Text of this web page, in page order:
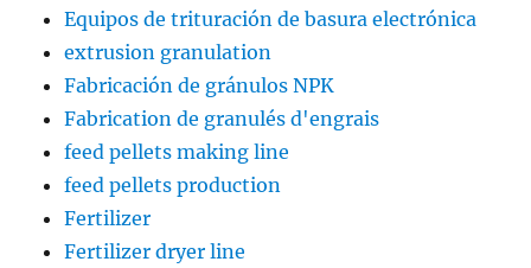
Equipos de trituración de basura electrónica
extrusion granulation
Fabricación de gránulos NPK
Fabrication de granulés d'engrais
feed pellets making line
feed pellets production
Fertilizer
Fertilizer dryer line